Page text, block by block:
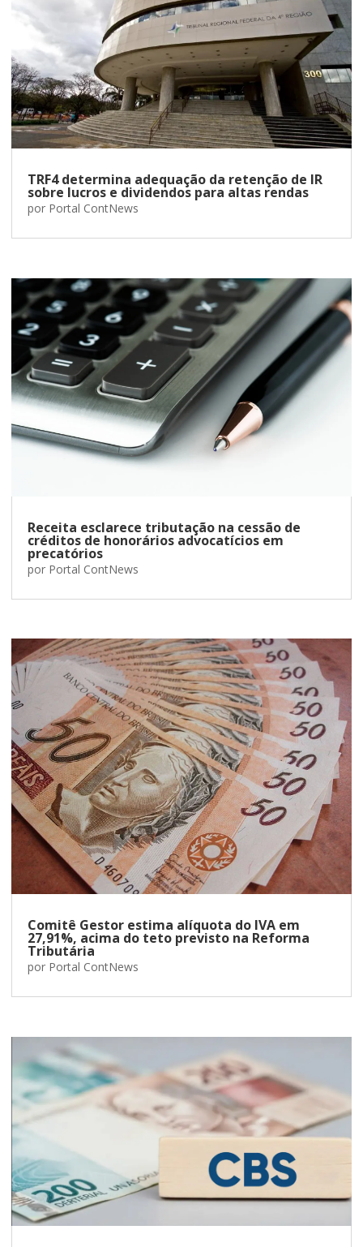
TRF4 determina adequação da retenção de IR
sobre lucros e dividendos para altas rendas
por Portal ContNews
Receita esclarece tributação na cessão de
créditos de honorários advocatícios em
precatórios
por Portal ContNews
Comitê Gestor estima alíquota do IVA em
27,91%, acima do teto previsto na Reforma
Tributária
por Portal ContNews